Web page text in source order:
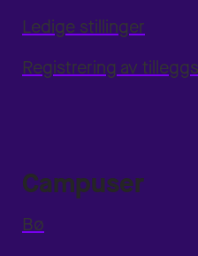
Ledige stillinger
Registrering av
Campuser
Bø